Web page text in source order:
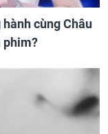
cùng Châu
phim?